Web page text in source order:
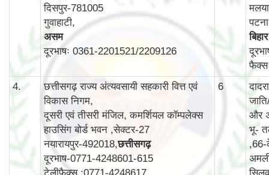
दिसपुर-781005
गुवाहाटी,
असम
दूरभाषः 0361-2201521/2209126
बिहार
4.
छत्तीसगढ़ राज्य अंत्यवसायी सहकारी वित्त एवं
विकास निगम,
दूसरी एवं तीसरी मंजिल, कमर्शियल कॉम्‍पलेक्‍स
हाउसिंग बोर्ड भवन ,सेक्‍टर-27
नयारायपुर-492018,छत्तीसगढ़
दूरभाष-0771-4248601-615
टेलीफैक्स :0771-4248617
6
और
भू-
,66-